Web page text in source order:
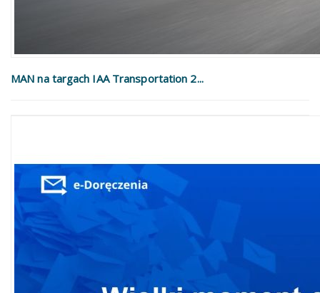
MAN na targach IAA Transportation 2...